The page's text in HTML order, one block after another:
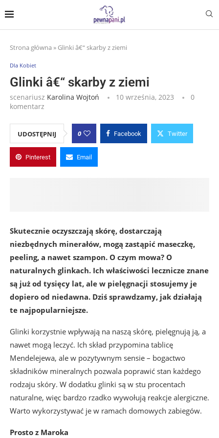
Strona główna » Glinki â€“ skarby z ziemi
Dla Kobiet
Glinki â€“ skarby z ziemi
scenariusz Karolina Wojtoń 10 września, 2023
0
komentarz
UDOSTĘPNIJ 0 Facebook Twitter
Pinterest Email
Skutecznie oczyszczają skórę, dostarczają
niezbędnych minerałów, mogą zastąpić maseczkę,
peeling, a nawet szampon. O czym mowa? O
naturalnych glinkach. Ich właściwości lecznicze znane
są już od tysięcy lat, ale w pielęgnacji stosujemy je
dopiero od niedawna. Dziś sprawdzamy, jak działają
te najpopularniejsze.
Glinki korzystnie wpływają na naszą skórę, pielęgnują ją, a
nawet mogą leczyć. Ich skład przypomina tablicę
Mendelejewa, ale w pozytywnym sensie – bogactwo
składników mineralnych pozwala poprawić stan każdego
rodzaju skóry. W dodatku glinki są w stu procentach
naturalne, więc bardzo rzadko wywołują reakcje alergiczne.
Warto wykorzystywać je w ramach domowych zabiegów.
Prosto z Maroka